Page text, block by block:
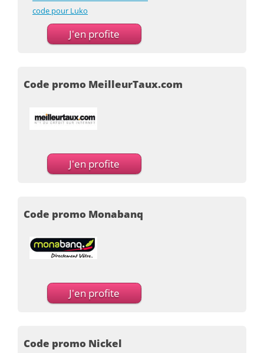
code pour Luko
J'en profite
Code promo MeilleurTaux.com
J'en profite
Code promo Monabanq
J'en profite
Code promo Nickel